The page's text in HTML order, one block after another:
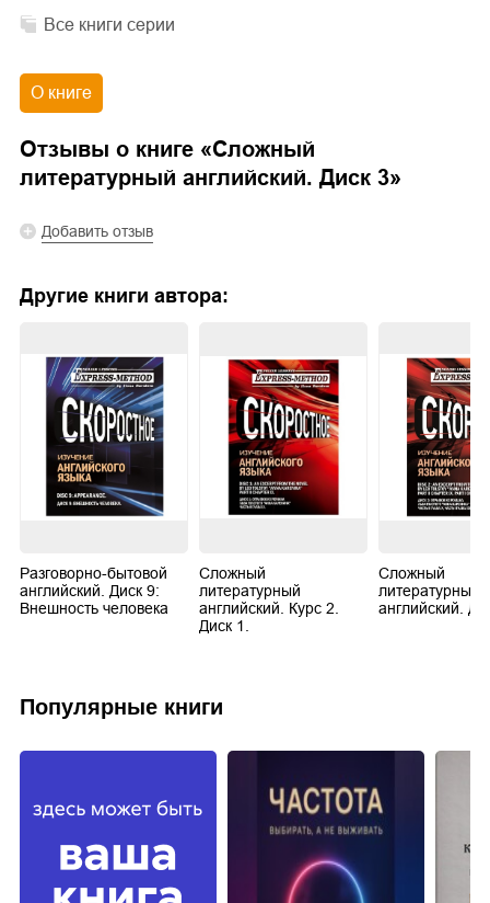
Все книги серии
О книге
Отзывы о книге «Сложный
литературный английский. Диск 3»
Добавить отзыв
Другие книги автора:
Разговорно-бытовой
английский. Диск 9:
Внешность человека
Сложный
литературный
английский. Курс 2.
Диск 1.
Сложный
литературный
английский.
Популярные книги